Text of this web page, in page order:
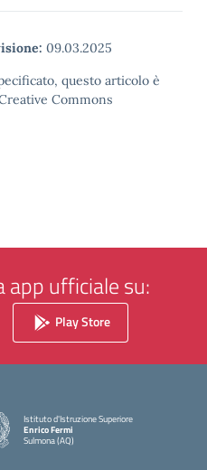
09.03.2025
questo articolo è
Commons
app ufficiale su:
Play Store
Istituto d'Istruzione Superiore
Enrico Fermi
Sulmona (AQ)
— Visita la pagina iniziale della scuola